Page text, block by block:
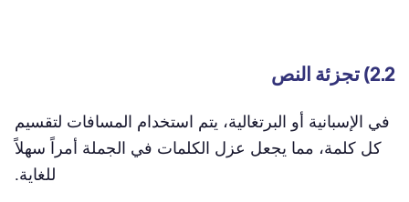
2.2) تجزئة النص
في الإسبانية أو البرتغالية، يتم استخدام المسافات لتقسيم
كل كلمة، مما يجعل عزل الكلمات في الجملة أمراً سهلاً
للغاية.